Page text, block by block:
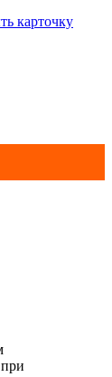
карточку